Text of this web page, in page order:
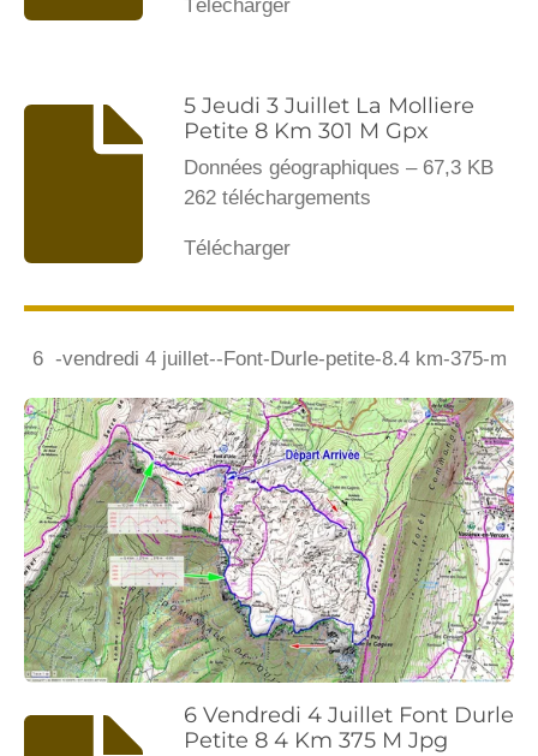
Télécharger
5 Jeudi 3 Juillet La Molliere
Petite 8 Km 301 M Gpx
Données géographiques – 67,3 KB
262 téléchargements
Télécharger
6 -vendredi 4 juillet--Font-Durle-petite-8.4 km-375-m
6 Vendredi 4 Juillet Font Durle
Petite 8 4 Km 375 M Jpg